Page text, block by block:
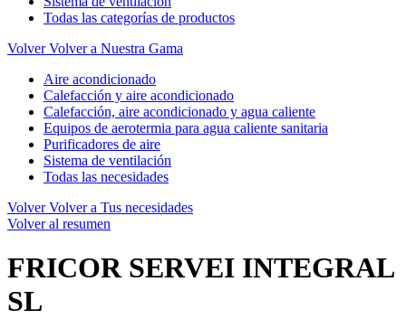
Todas las categorías de productos
Volver Volver a Nuestra Gama
Aire acondicionado
Calefacción y aire acondicionado
Calefacción, aire acondicionado y agua caliente
Equipos de aerotermia para agua caliente sanitaria
Purificadores de aire
Sistema de ventilación
Todas las necesidades
Volver Volver a Tus necesidades
Volver al resumen
FRICOR SERVEI INTEGRAL
SL